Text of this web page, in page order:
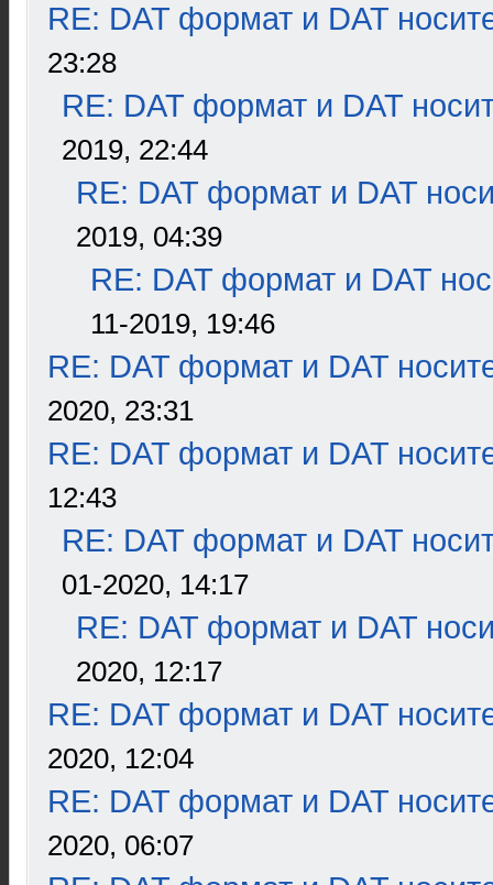
RE: DAT формат и DAT
23:28
RE: DAT формат и DAT
2019, 22:44
RE: DAT формат и DAT
2019, 04:39
RE: DAT формат и DAT
11-2019, 19:46
RE: DAT формат и DAT
2020, 23:31
RE: DAT формат и DAT
12:43
RE: DAT формат и DAT
01-2020, 14:17
RE: DAT формат и DAT
2020, 12:17
RE: DAT формат и DAT
2020, 12:04
RE: DAT формат и DAT
2020, 06:07